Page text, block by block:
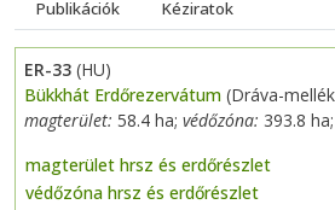
Publikációk
Kéziratok
ER-33 (HU)
Bükkhát Erdőrezervátum (Dráva-
magterület: 58.4 ha; védőzóna: 393.8 ha;
magterület hrsz és erdőrészlet
védőzóna hrsz és erdőrészlet